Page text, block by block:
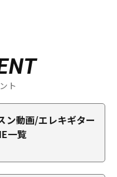
ト
ン動画/エレキギター
一覧